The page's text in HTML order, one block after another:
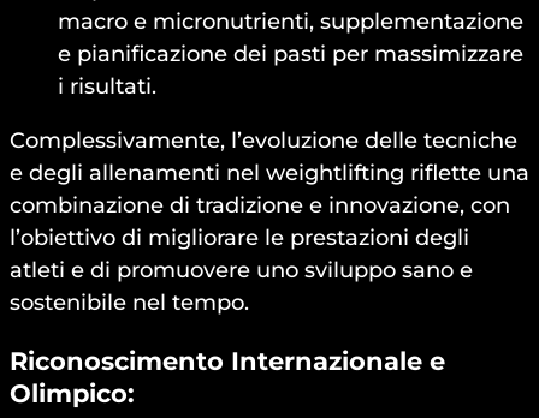
macro e micronutrienti, supplementazione
e pianificazione dei pasti per massimizzare
i risultati.
Complessivamente, l’evoluzione delle tecniche
e degli allenamenti nel weightlifting riflette una
combinazione di tradizione e innovazione, con
l’obiettivo di migliorare le prestazioni degli
atleti e di promuovere uno sviluppo sano e
sostenibile nel tempo.
Riconoscimento Internazionale e
Olimpico: